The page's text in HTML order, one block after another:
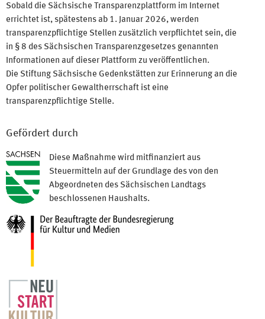
Sobald die Sächsische Transparenzplattform im Internet
errichtet ist, spätestens ab 1. Januar 2026, werden
transparenzpflichtige Stellen zusätzlich verpflichtet sein, die
in § 8 des Sächsischen Transparenzgesetzes genannten
Informationen auf dieser Plattform zu veröffentlichen.
Die Stiftung Sächsische Gedenkstätten zur Erinnerung an die
Opfer politischer Gewaltherrschaft ist eine
transparenzpflichtige Stelle.
Gefördert durch
Diese Maßnahme wird mitfinanziert aus
Steuermitteln auf der Grundlage des von den
Abgeordneten des Sächsischen Landtags
beschlossenen Haushalts.